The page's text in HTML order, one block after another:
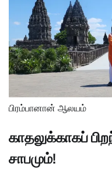
பிரம்பானான் ஆலயம்
காதலுக்காகப்
சாபமும்!